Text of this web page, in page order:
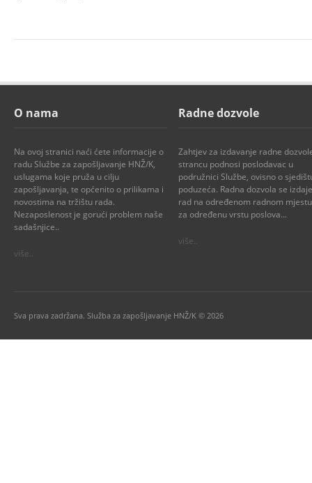
O nama
Na ovoj stranici naći ćete informacije o
radu Službe za zapošljavanje HNŽ/K,
uslugama koje pruža u cilju
zapošljavanja, te općenito o prilikama i
novostima na tržištu rada.
Nezaposlenost je gorući problem naše
sadašnjice..
više..
Radne dozvole
Zahtjev za izdavanje radne
strancu podnosi poslodavac u
podružnici Službe, ovisno o
poduzeća. Radna dozvola se
rad na određenom radnom
za određenu vrstu poslova...
više..
Sva prava zadržana. Služba za zapošljavanje HNŽ/K © 2026